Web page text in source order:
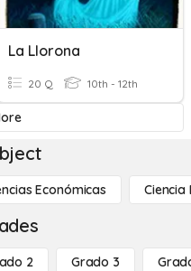
La Llorona
20 Q 10th - 12th
Económicas Ciencia
2 Grado 3